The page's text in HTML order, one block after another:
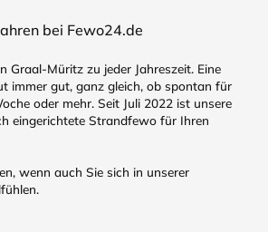
bei Fewo24.de
Graal-Müritz zu jeder Jahreszeit. Eine
immer gut, ganz gleich, ob spontan für
oder mehr. Seit Juli 2022 ist unsere
eingerichtete Strandfewo für Ihren
wenn auch Sie sich in unserer